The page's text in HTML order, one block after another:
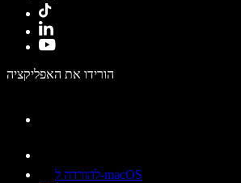
הורידו את האפליקציה
להורדה ל-macOS